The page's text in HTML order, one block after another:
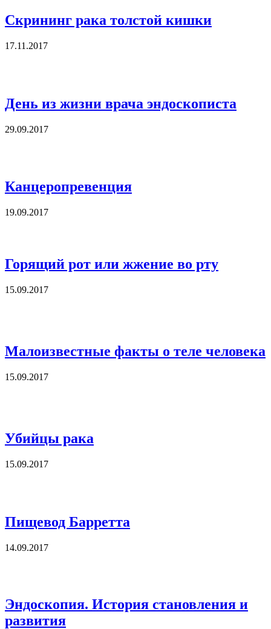
Скрининг рака толстой кишки
17.11.2017
День из жизни врача эндоскописта
29.09.2017
Канцеропревенция
19.09.2017
Горящий рот или жжение во рту
15.09.2017
Малоизвестные факты о теле человека
15.09.2017
Убийцы рака
15.09.2017
Пищевод Барретта
14.09.2017
Эндоскопия. История становления и
развития